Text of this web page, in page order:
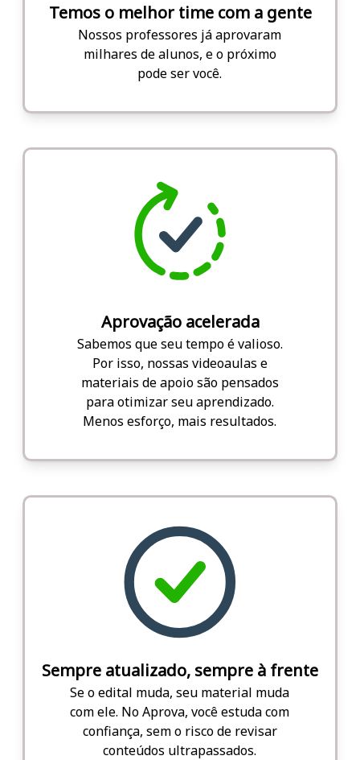
Temos o melhor time com a gente
Nossos professores já aprovaram
milhares de alunos, e o próximo
pode ser você.
Aprovação acelerada
Sabemos que seu tempo é valioso.
Por isso, nossas videoaulas e
materiais de apoio são pensados
para otimizar seu aprendizado.
Menos esforço, mais resultados.
Sempre atualizado, sempre à frente
Se o edital muda, seu material muda
com ele. No Aprova, você estuda com
confiança, sem o risco de revisar
conteúdos ultrapassados.